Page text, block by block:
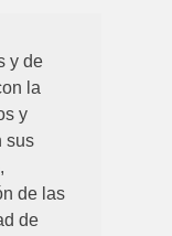
y de
la
y
sus
de las
de